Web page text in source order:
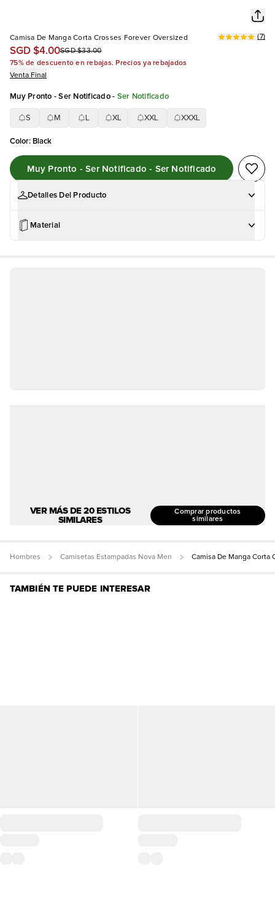
Camisa De Manga Corta Crosses Forever Oversized
SGD $4.00SGD $33.00
(7)
75% de descuento en rebajas. Precios ya rebajados
Venta Final
Muy Pronto - Ser Notificado- Ser Notificado
S M XL XXL XXXL
Color: Black
Muy Pronto - Ser Notificado - Ser Notificado
Detalles Del Producto
Material
VER MÁS DE 20 ESTILOS
SIMILARES
Comprar productos
similares
Hombres Camisetas Estampadas Nova Men Camisa De Manga Corta
TAMBIÉN TE PUEDE INTERESAR